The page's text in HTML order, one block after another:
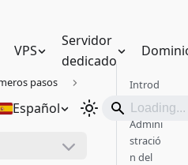
VPS
Servidor
dedicado
Español
pasos
Introd
ucción
Admini
stració
n del